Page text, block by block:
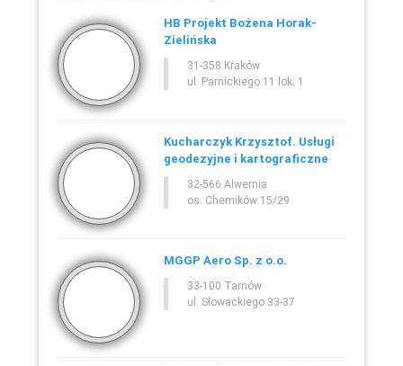
HB Projekt Bożena Horak-
Zielińska
31-358 Kraków
ul. Parnickiego 11 lok. 1
Kucharczyk Krzysztof. Usługi
geodezyjne i kartograficzne
32-566 Alwernia
os. Chemików 15/29
MGGP Aero Sp. z o.o.
33-100 Tarnów
ul. Słowackiego 33-37